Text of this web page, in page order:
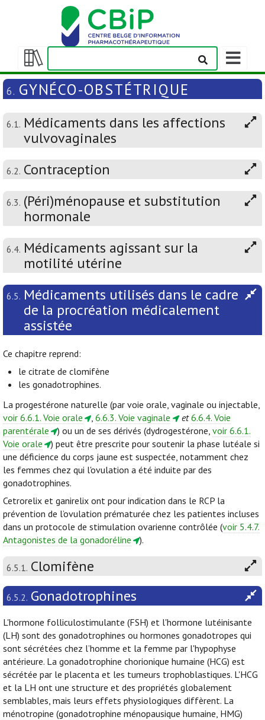
Afficher/masquer
la
table
matières
Afficher/
la
barre
navigation
6. GYNÉCO-OBSTÉTRIQUE
6.1. Médicaments dans les affections
vulvovaginales
6.2. Contraception
6.3. (Péri)ménopause et substitution
hormonale
6.4. Médicaments agissant sur la
motilité utérine
6.5. Médicaments utilisés dans le cadre
de la procréation médicalement
assistée
Ce chapitre reprend:
le citrate de clomifène
les gonadotrophines.
La progestérone naturelle (par voie orale, vaginale ou injectable,
voir 6.6.1. Voie orale
,6.6.3. Voie vaginale et 6.6.4. Voie
parentérale
) ou un de ses dérivés (dydrogestérone,voir 6.6.1.
Voie orale
) peut être prescrite pour soutenir la phase lutéale si
une déficience du corps jaune est suspectée, notamment chez
les femmes chez qui l'ovulation a été induite par des
gonadotrophines.
Cetrorelix et ganirelix ont pour indication dans le RCP la
prévention de l’ovulation prématurée chez les patientes incluses
dans un protocole de stimulation ovarienne contrôlée (voir 5.4.7.
Antagonistes de la gonadoréline
).
6.5.1. Clomifène
6.5.2. Gonadotrophines
L'hormone folliculostimulante (FSH) et l'hormone lutéinisante
(LH) sont des gonadotrophines ou hormones gonadotropes qui
sont sécrétées chez l’homme et la femme par l'hypophyse
antérieure. La gonadotrophine chorionique humaine (HCG) est
sécrétée par le placenta et les tumeurs trophoblastiques. L'HCG
et la LH ont une structure et des propriétés globalement
semblables, mais leurs effets physiologiques diffèrent. La
ménotropine (gonadotrophine ménopausique humaine, HMG)